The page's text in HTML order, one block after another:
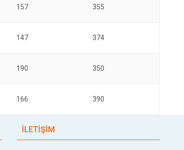
157 355
147 374
190 350
166 390
İLETİŞİM